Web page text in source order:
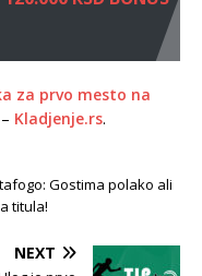
za prvo mesto na
– Kladjenje.rs.
Gostima polako ali
titula!
NEXT